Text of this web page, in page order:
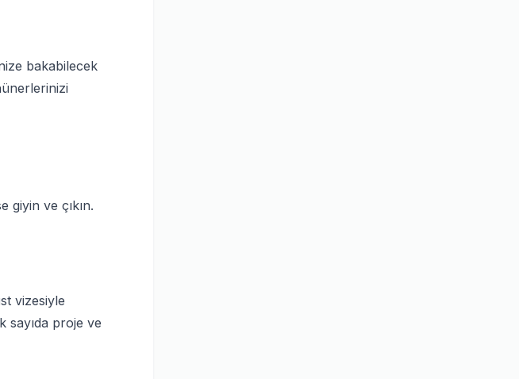
bakabilecek
giyin ve çıkın.
vizesiyle
sayıda proje ve